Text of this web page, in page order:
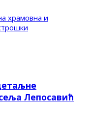
храмовна и
Лепосавић